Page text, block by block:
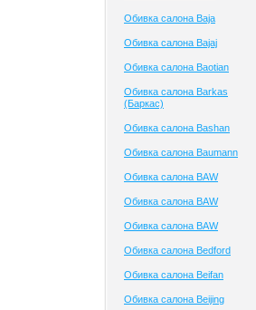
Обивка салона Baja
Обивка салона Bajaj
Обивка салона Baotian
Обивка салона Barkas
(Баркас)
Обивка салона Bashan
Обивка салона Baumann
Обивка салона BAW
Обивка салона BAW
Обивка салона BAW
Обивка салона Bedford
Обивка салона Beifan
Обивка салона Beijing